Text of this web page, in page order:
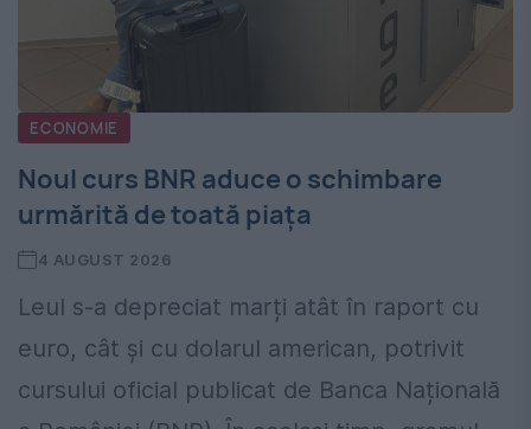
ECONOMIE
Noul curs BNR aduce o schimbare
urmărită de toată piața
4 AUGUST 2026
Leul s-a depreciat marți atât în raport cu
euro, cât și cu dolarul american, potrivit
cursului oficial publicat de Banca Națională